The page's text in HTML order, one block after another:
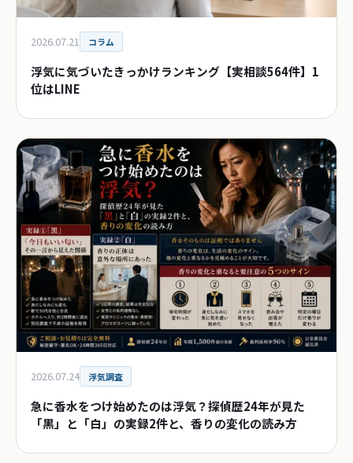
2026.07.21 コラム
浮気に気づいたきっかけランキング【実相談564件】1
位はLINE
2026.07.24 浮気調査
急に香水をつけ始めたのは浮気？探偵歴24年が見た
「黒」と「白」の実録2件と、香りの変化の読み方